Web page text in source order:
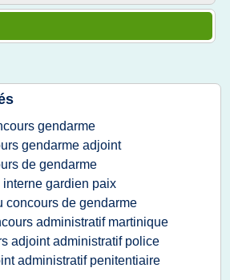
gendarme
gendarme adjoint
de gendarme
gardien paix
concours de gendarme
administratif martinique
adjoint administratif police
administratif penitentiaire